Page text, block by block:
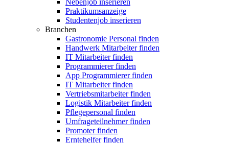
Nebenjob inserieren
Praktikumsanzeige
Studentenjob inserieren
Branchen
Gastronomie Personal finden
Handwerk Mitarbeiter finden
IT Mitarbeiter finden
Programmierer finden
App Programmierer finden
IT Mitarbeiter finden
Vertriebsmitarbeiter finden
Logistik Mitarbeiter finden
Pflegepersonal finden
Umfrageteilnehmer finden
Promoter finden
Erntehelfer finden